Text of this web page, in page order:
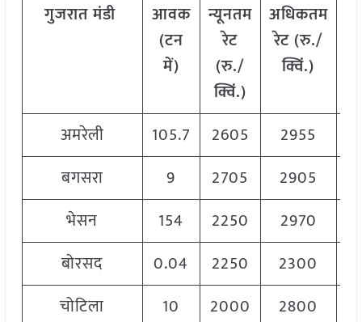
गुजरातमंडी
आवक
(टन
में)
न्यूनतम
रेट
(रु./
क्विं.)
अधिकतम
रेट (रु./
क्विं.)
अमरेली
105.7 2605 2955
बगसरा
9 2705 2905
भेसन
154 2250 2970
बोरसद
0.04 2250 2300
चोटिला
10 2000 2800